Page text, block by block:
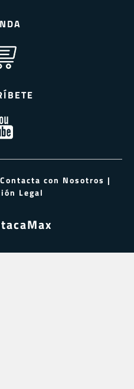
Contacta con Nosotros |
Legal